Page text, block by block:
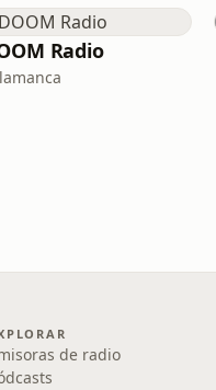
Radio
de radio